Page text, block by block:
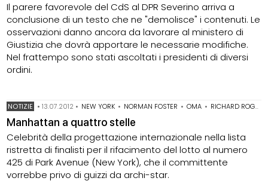
Il parere favorevole del CdS al DPR Severino arriva a
conclusione di un testo che ne "demolisce" i contenuti. Le
osservazioni danno ancora da lavorare al ministero di
Giustizia che dovrà apportare le necessarie modifiche.
Nel frattempo sono stati ascoltati i presidenti di diversi
ordini.
NOTIZIE •13.07.2012 • NEW YORK • NORMAN FOSTER • OMA • RICHARD ROGERS
Manhattan a quattro stelle
Celebrità della progettazione internazionale nella lista
ristretta di finalisti per il rifacimento del lotto al numero
425 di Park Avenue (New York), che il committente
vorrebbe privo di guizzi da archi-star.